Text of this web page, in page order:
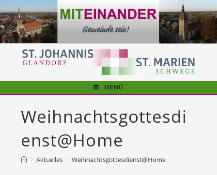
Inhalt
springen
MENÜ
Weihnachtsgottesdi
enst@Home
> Aktuelles > Weihnachtsgottesdienst@Home